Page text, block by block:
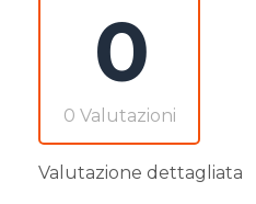
0
0 Valutazioni
Valutazione dettagliata